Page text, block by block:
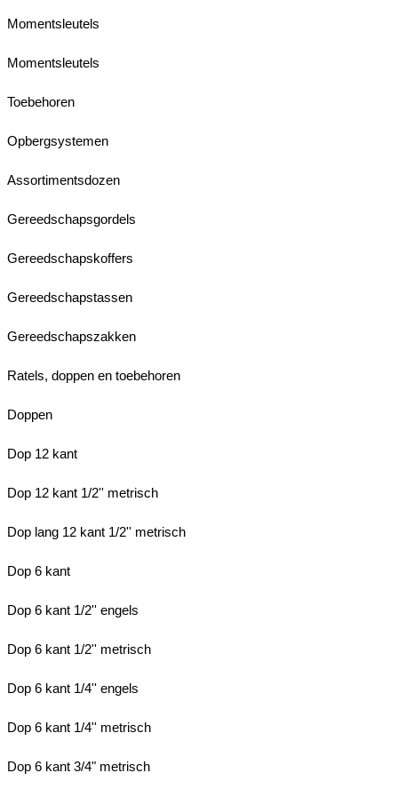
Momentsleutels
Momentsleutels
Toebehoren
Opbergsystemen
Assortimentsdozen
Gereedschapsgordels
Gereedschapskoffers
Gereedschapstassen
Gereedschapszakken
Ratels, doppen en toebehoren
Doppen
Dop 12 kant
Dop 12 kant 1/2'' metrisch
Dop lang 12 kant 1/2'' metrisch
Dop 6 kant
Dop 6 kant 1/2'' engels
Dop 6 kant 1/2'' metrisch
Dop 6 kant 1/4'' engels
Dop 6 kant 1/4'' metrisch
Dop 6 kant 3/4" metrisch